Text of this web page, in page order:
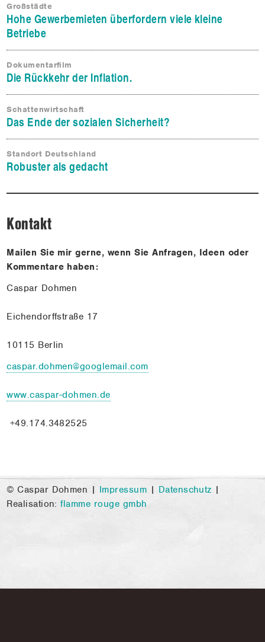
Großstädte
Hohe Gewerbemieten überfordern viele kleine
Betriebe
Dokumentarfilm
Die Rückkehr der Inflation.
Schattenwirtschaft
Das Ende der sozialen Sicherheit?
Standort Deutschland
Robuster als gedacht
Kontakt
Mailen Sie mir gerne, wenn Sie Anfragen, Ideen oder
Kommentare haben:
Caspar Dohmen
Eichendorffstraße 17
10115 Berlin
caspar.dohmen@googlemail.com
www.caspar-dohmen.de
+49.174.3482525
© Caspar Dohmen | Impressum | Datenschutz |
Realisation:flamme rouge gmbh